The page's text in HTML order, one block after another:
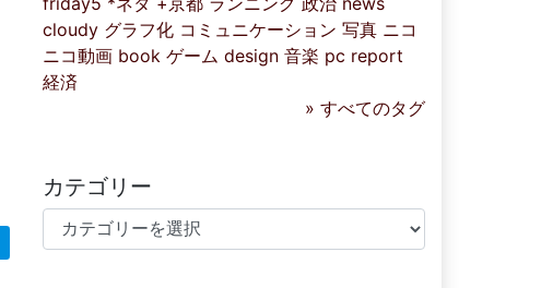
cloudy グラフ化 コミュニケーション 写真 ニコ
ニコ動画 book ゲーム design 音楽 pc report
経済
» すべてのタグ
カテゴリー
カテゴリー